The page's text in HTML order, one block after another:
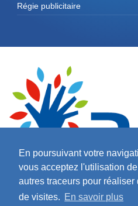
En poursuivant votre
vous acceptez l'utilisation
autres traceurs pour réaliser
de visites. En savoir plus
Régie publicitaire